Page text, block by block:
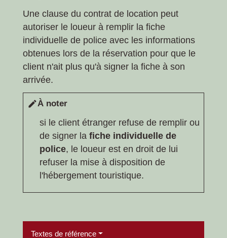
Une clause du contrat de location peut
autoriser le loueur à remplir la fiche
individuelle de police avec les informations
obtenues lors de la réservation pour que le
client n'ait plus qu'à signer la fiche à son
arrivée.
editÀ noter
si le client étranger refuse de remplir ou
de signer la fiche individuelle de
police, le loueur est en droit de lui
refuser la mise à disposition de
l'hébergement touristique.
Textes de référence